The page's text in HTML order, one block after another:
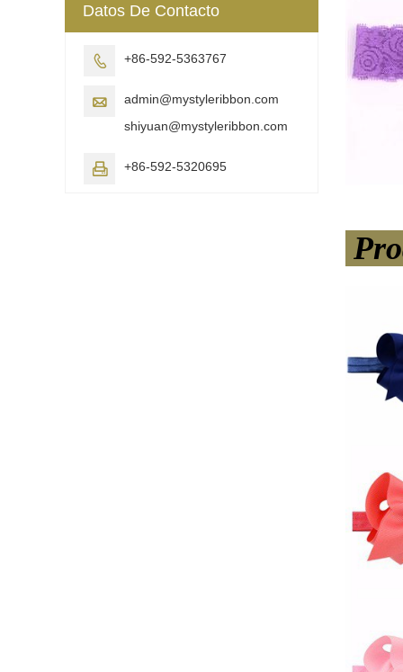
Datos De Contacto
 +86-592-5363767

admin@mystyleribbon.com
shiyuan@mystyleribbon.com
 +86-592-5320695